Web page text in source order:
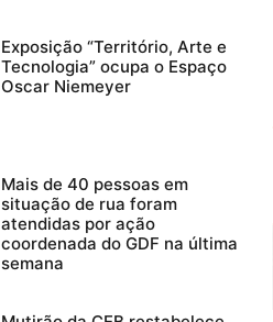
Exposição “Território, Arte e
Tecnologia” ocupa o Espaço
Oscar Niemeyer
Mais de 40 pessoas em
situação de rua foram
atendidas por ação
coordenada do GDF na última
semana